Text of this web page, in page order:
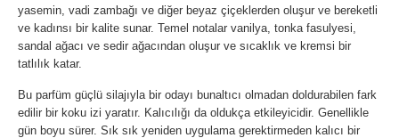
yasemin, vadi zambağı ve diğer beyaz çiçeklerden oluşur ve bereketli
ve kadınsı bir kalite sunar. Temel notalar vanilya, tonka fasulyesi,
sandal ağacı ve sedir ağacından oluşur ve sıcaklık ve kremsi bir
tatlılık katar.
Bu parfüm güçlü silajıyla bir odayı bunaltıcı olmadan doldurabilen fark
edilir bir koku izi yaratır. Kalıcılığı da oldukça etkileyicidir. Genellikle
gün boyu sürer. Sık sık yeniden uygulama gerektirmeden kalıcı bir